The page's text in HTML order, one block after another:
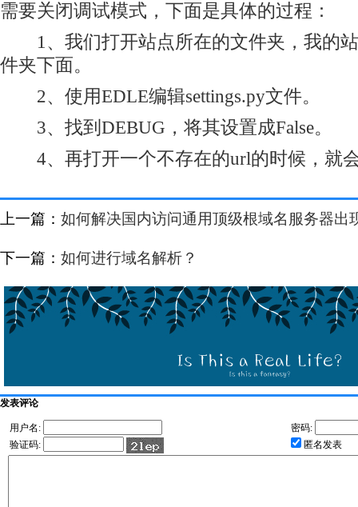
需要关闭调试模式，下面是具体的过程：
1、我们打开站点所在的文件夹，我的站
件夹下面。
2、使用EDLE编辑settings.py文件。
3、找到DEBUG，将其设置成False。
4、再打开一个不存在的url的时候，就
上一篇： 如何解决国内访问通用顶级根域名服务器出
下一篇： 如何进行域名解析？
发表评论
用户名:
密码:
验证码:
匿名发表